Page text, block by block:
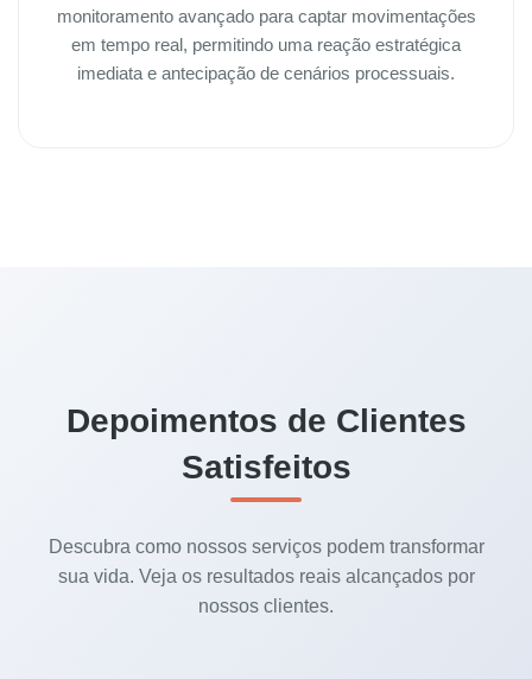
monitoramento avançado para captar movimentações
em tempo real, permitindo uma reação estratégica
imediata e antecipação de cenários processuais.
Depoimentos de Clientes
Satisfeitos
Descubra como nossos serviços podem transformar
sua vida. Veja os resultados reais alcançados por
nossos clientes.